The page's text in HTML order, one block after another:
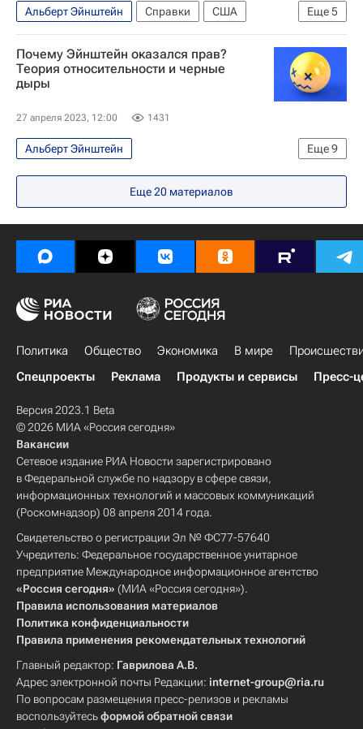
Еще5
Альберт Эйнштейн Справки
США
СССР
Россия
Гарри Трумэн
Федеральное бюро расследований США
Почему Эйнштейн оказался прав?
Теория относительности и черные
дыры
27 апреля 2023, 12:00 1431
Еще9
Альберт Эйнштейн
Мы все умрём. Но это не точно
Подкаст
Объединенный институт ядерных исследований
Физика
Наука
Космос
Теория большого взрыва
гравитация
Еще20 материалов
Политика Общество Экономика В мире
Спецпроекты
Реклама Продукты и сервисы Пресс-
Версия 2023.1 Beta
© 2026 МИА «Россия сегодня»
Вакансии
Сетевое издание РИА Новости зарегистрировано
в Федеральной службе по надзору в сфере связи,
информационных технологий и массовых коммуникаций
(Роскомнадзор) 08 апреля 2014 года.
Свидетельство о регистрации Эл № ФС77-57640
Учредитель: Федеральное государственное унитарное
предприятие Международное информационное агентство
«Россия сегодня» (МИА «Россия сегодня»).
Правила использования материалов
Политика конфиденциальности
Правила применения рекомендательных технологий
Главный редактор: Гаврилова А.В.
Адрес электронной почты Редакции: internet-group@ria.ru
По вопросам размещения пресс-релизов и рекламы
воспользуйтесьформой обратной связи